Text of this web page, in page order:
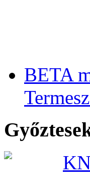
BETA